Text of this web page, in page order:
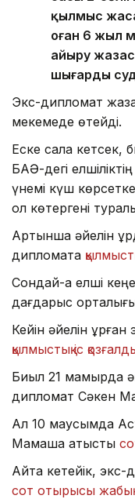
қылмыс
оған 6 жыл
айыру
шығарды
Экс-дипломат
мекемеде өтейді.
Еске сала кетсек,
БАӘ-дегі
үнемі күш
қол көтергені
Артынша әйелін
дипломатқа
Сондай-ақ елші
дағдарыс
Кейін әйелін ұрған
қылмыстық іс
Биыл 21 мамырда
дипломат Сәкен
Ал 10 маусымда
Мамашқа қатысты
Айта кетейік,
сот отырысы жабық